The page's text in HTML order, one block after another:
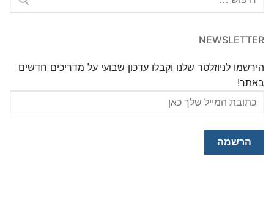
NEWSLETTER
הירשמו לניוזלטר שלנו וקבלו עדכון שבועי על מדריכים חדשים
באתר!